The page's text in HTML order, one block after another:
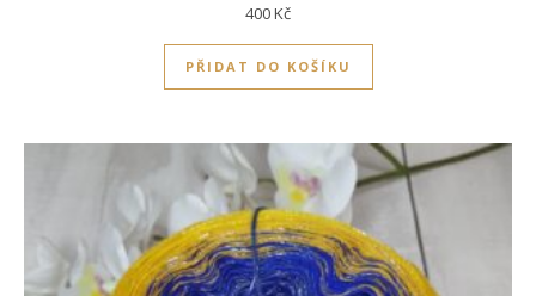
400Kč
PŘIDAT DO KOŠÍKU